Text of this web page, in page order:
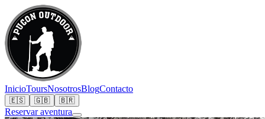
InicioToursNosotrosBlogContacto
🇪🇸 🇬🇧 🇧🇷
Reservar aventura